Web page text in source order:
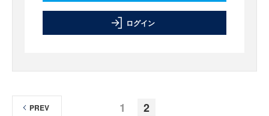
ログイン
1 2
PREV